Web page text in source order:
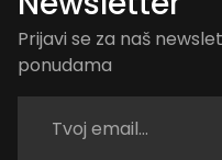
Prijavi se za naš
ponudama